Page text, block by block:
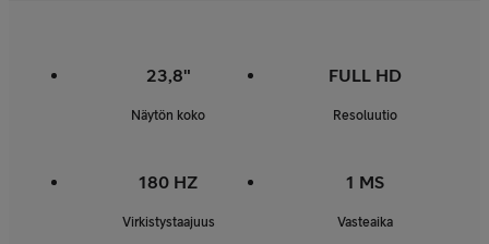
23,8"
Näytön koko
FULL HD
Resoluutio
180 HZ
Virkistystaajuus
1 MS
Vasteaika